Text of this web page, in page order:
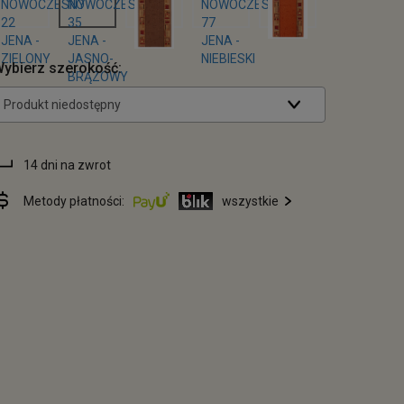
szerokość:
Produkt niedostępny
14 dni na zwrot
Metody płatności: wszystkie